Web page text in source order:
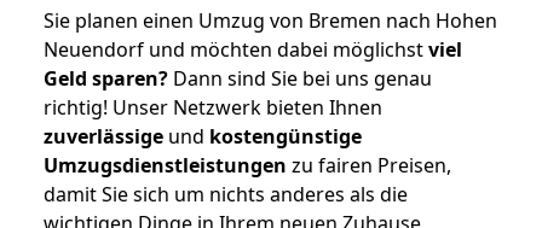
Sie planen einen Umzug von Bremen nach Hohen
Neuendorf und möchten dabei möglichstviel
Geld sparen? Dann sind Sie bei uns genau
richtig! Unser Netzwerk bieten Ihnen
zuverlässige und kostengünstige
Umzugsdienstleistungen zu fairen Preisen,
damit Sie sich um nichts anderes als die